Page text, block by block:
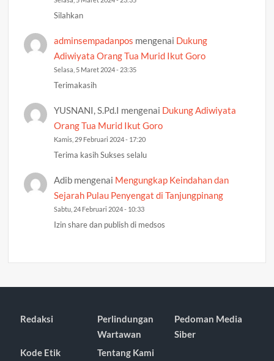
Silahkan
adminsempadanpos mengenai Dukung
Adiwiyata Orang Tua Murid Ikut Goro
Selasa, 5 Maret 2024 - 23:35
Terimakasih
YUSNANI, S.Pd.I mengenai Dukung Adiwiyata
Orang Tua Murid Ikut Goro
Kamis, 29 Februari 2024 - 17:20
Terima kasih Sukses selalu
Adib mengenai Mengungkap Keindahan dan
Sejarah Pulau Penyengat di Tanjungpinang
Sabtu, 24 Februari 2024 - 10:33
Izin share dan publish di medsos
Redaksi
Perlindungan
Wartawan
Pedoman Media
Siber
Kode Etik
Tentang Kami